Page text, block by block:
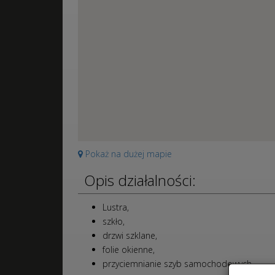
Pokaż na dużej mapie
Opis działalności:
Lustra,
szkło,
drzwi szklane,
folie okienne,
przyciemnianie szyb samochodowych